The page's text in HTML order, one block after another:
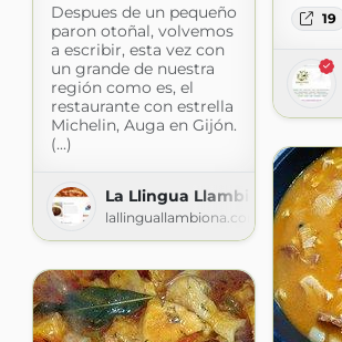
Despues de un pequeño
paron otoñal, volvemos
a escribir, esta vez con
un grande de nuestra
región como es, el
restaurante con estrella
Michelin, Auga en Gijón.
(...)
La Llingua Llambiona
lallinguallambiona.com
19